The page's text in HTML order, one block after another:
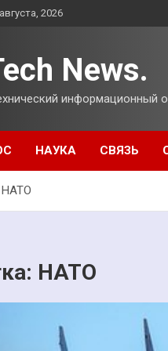
2026
News.
информационный
НАУКА СВЯЗЬ
НАТО
НАТО